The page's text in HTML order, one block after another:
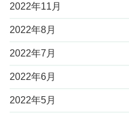
2022年11月
2022年8月
2022年7月
2022年6月
2022年5月